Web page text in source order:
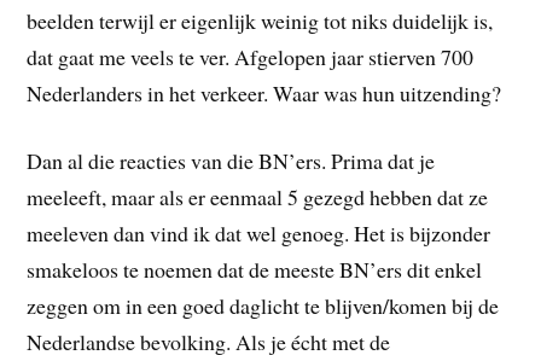
beelden terwijl er eigenlijk weinig tot niks duidelijk is,
dat gaat me veels te ver. Afgelopen jaar stierven 700
Nederlanders in het verkeer. Waar was hun uitzending?
Dan al die reacties van die BN’ers. Prima dat je
meeleeft, maar als er eenmaal 5 gezegd hebben dat ze
meeleven dan vind ik dat wel genoeg. Het is bijzonder
smakeloos te noemen dat de meeste BN’ers dit enkel
zeggen om in een goed daglicht te blijven/komen bij de
Nederlandse bevolking. Als je écht met de